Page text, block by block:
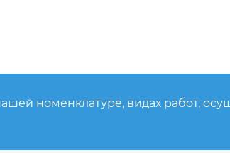
номенклатуре, видах работ,